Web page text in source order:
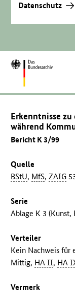
Datenschutz
Zur
Erkenntnisse
während
Bericht K 3/99
Quelle
BStU, MfS,ZAIG
Serie
Ablage K 3 (Kunst,
Verteiler
Kein Nachweis für
Mittig, HA II, HA
Vermerk